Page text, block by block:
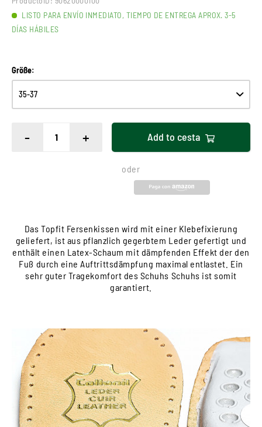
LISTO PARA ENVÍO INMEDIATO, TIEMPO DE ENTREGA APROX. 3-5
DÍAS HÁBILES
Größe:
- + Add to cesta
oder
Das Topfit Fersenkissen wird mit einer Klebefixierung
geliefert, ist aus pflanzlich gegerbtem Leder gefertigt und
enthält einen Latex-Schaum mit dämpfenden Effekt der den
Fuß durch eine Auftrittsdämpfung maximal entlastet. Ein
sehr guter Tragekomfort des Schuhs Schuhs ist somit
garantiert.